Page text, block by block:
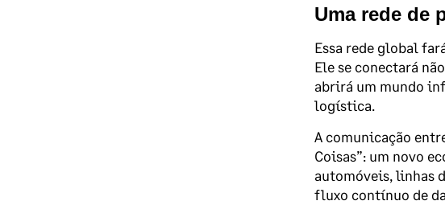
Uma rede de
Essa rede global
Ele se conectará
abrirá um mundo
logística.
A comunicação
Coisas”: um novo
automóveis, linhas
fluxo contínuo de